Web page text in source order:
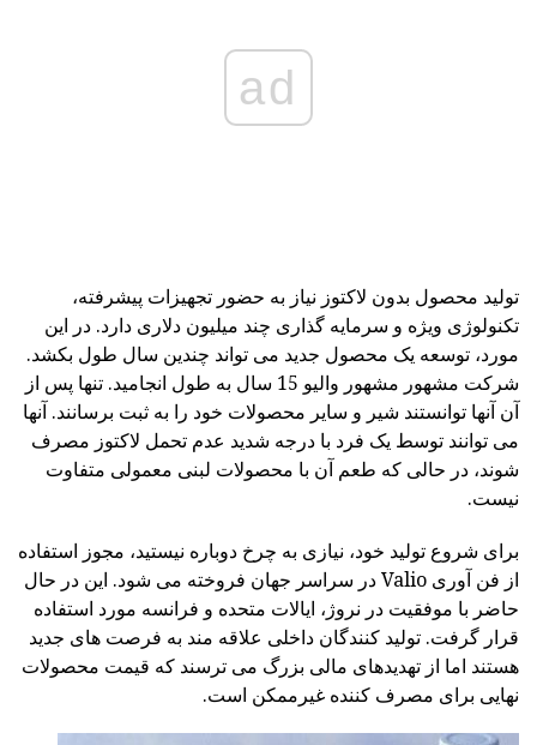
ad
تولید محصول بدون لاکتوز نیاز به حضور تجهیزات پیشرفته،
تکنولوژی ویژه و سرمایه گذاری چند میلیون دلاری دارد. در این
مورد، توسعه یک محصول جدید می تواند چندین سال طول بکشد.
شرکت مشهور مشهور واليو 15 سال به طول انجاميد. تنها پس از
آن آنها توانستند شیر و سایر محصولات خود را به ثبت برسانند. آنها
می توانند توسط یک فرد با درجه شدید عدم تحمل لاکتوز مصرف
شوند، در حالی که طعم آن با محصولات لبنی معمولی متفاوت
نیست.
برای شروع تولید خود، نیازی به چرخ دوباره نیستید، مجوز استفاده
از فن آوری Valio در سراسر جهان فروخته می شود. این در حال
حاضر با موفقیت در نروژ، ایالات متحده و فرانسه مورد استفاده
قرار گرفت. تولید کنندگان داخلی علاقه مند به فرصت های جدید
هستند اما از تهدیدهای مالی بزرگ می ترسند که قیمت محصولات
نهایی برای مصرف کننده غیرممکن است.